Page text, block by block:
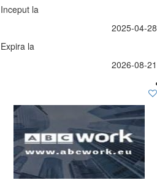
Inceput la
2025-04-28
Expira la
2026-08-21